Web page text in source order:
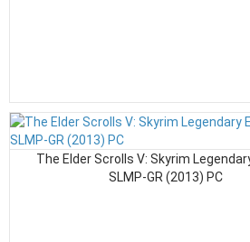
The Elder Scrolls V: Skyrim
SLMP-GR (2013) PC